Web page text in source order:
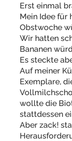
Erst einmal
Mein Idee für
Obstwoche
Wir hatten
Bananen
Es steckte
Auf meiner
Exemplare,
wollte die
stattdessen
Aber zack!